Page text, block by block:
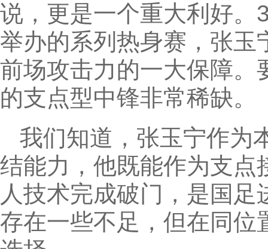
说，更是一个重大利好。
举办的系列热身赛，张玉
前场攻击力的一大保障。
的支点型中锋非常稀缺。
我们知道，张玉宁作为
结能力，他既能作为支点
人技术完成破门，是国
存在一些不足，但在同位